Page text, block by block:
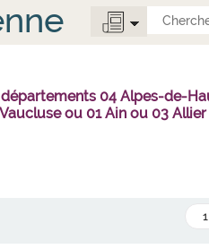
04 Alpes-de-
ou 01 Ain ou 03